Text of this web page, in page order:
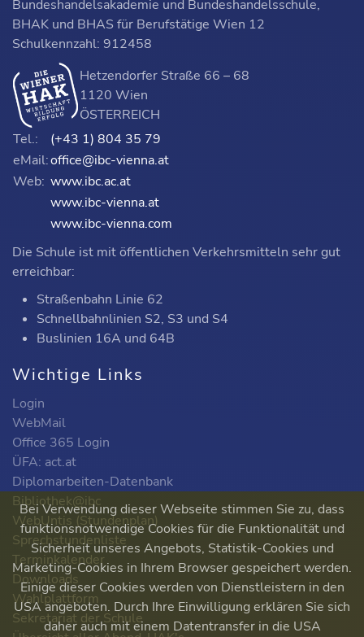
Bundeshandelsakademie und Bundeshandelsschule,
BHAK und BHAS für Berufstätige Wien 12
Schulkennzahl: 912458
Hetzendorfer Straße 66 – 68
1120 Wien
ÖSTERREICH
Tel.:
(+43 1) 804 35 79
eMail:office@ibc-vienna.at
Web: www.ibc.ac.at
www.ibc-vienna.at
www.ibc-vienna.com
Die Schule ist mit öffentlichen Verkehrsmitteln sehr gut
erreichbar:
Straßenbahn Linie 62
Schnellbahnlinien S2, S3 und S4
Buslinien 16A und 64B
Wichtige Links
Login
WebMail
Office 365 Login
ÜFA: act.at
Diplomarbeiten-Datenbank
Bibliothek@ibc
WebUntis (Stundenplan)
Sprechstundenliste
Terminkalender
Downloads
Wahlplattform
Sekretariat der Schule
Bei Verwendung dieser Webseite stimmen Sie zu, dass
funktionsnotwendige Cookies für die Funktionalität und
Sicherheit unseres Angebots, Statistik-Cookies und
Marketing-Cookies in Ihrem Browser gespeichert werden.
Einige dieser Cookies werden von Dienstleistern in den
USA angeboten. Durch Ihre Einwilligung erklären Sie sich
daher auch mit einem Datentransfer in die USA